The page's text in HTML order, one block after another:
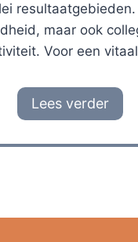
maar ook
Voor een
Lees verder